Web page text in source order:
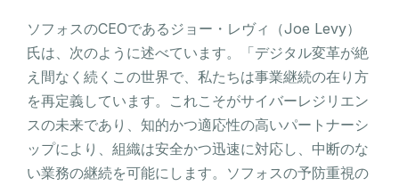
ソフォスのCEOであるジョー・レヴィ（Joe Levy）
氏は、次のように述べています。「デジタル変革が絶
え間なく続くこの世界で、私たちは事業継続の在り方
を再定義しています。これこそがサイバーレジリエン
スの未来であり、知的かつ適応性の高いパートナーシ
ップにより、組織は安全かつ迅速に対応し、中断のな
い業務の継続を可能にします。ソフォスの予防重視の